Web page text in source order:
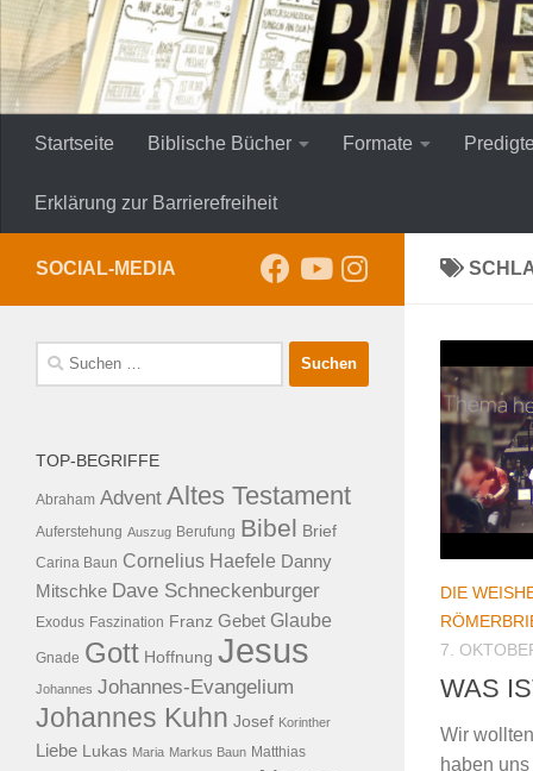
Startseite Biblische Bücher Formate
Erklärung zur Barrierefreiheit
DIE
7.
WAS
Wir
haben
SOCIAL-MEDIA
Suche
nach:
TOP-BEGRIFFE
Abraham Advent Altes Testament
Auferstehung Auszug Berufung Bibel Brief
Carina Baun Cornelius Haefele Danny
Mitschke Dave Schneckenburger
Exodus Faszination Franz Gebet Glaube
Gnade Gott Hoffnung Jesus
Johannes Johannes-Evangelium
Johannes Kuhn Josef Korinther
Liebe Lukas Maria Markus Baun Matthias